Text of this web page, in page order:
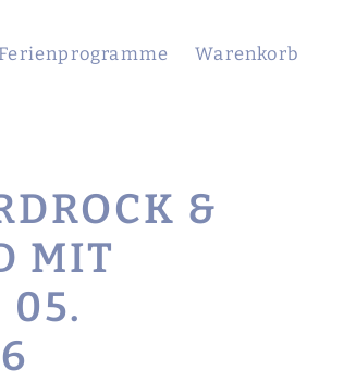
Ferienprogramme Warenkorb
&
MIT
05.